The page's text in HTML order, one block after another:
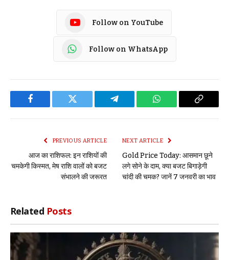
Follow on YouTube
Follow on WhatsApp
Facebook Twitter Telegram WhatsApp Copy
PREVIOUS ARTICLE
आज का राशिफल: इन राशियों की
चमकेगी किस्मत, मेष राशि वालों को बजट
संभालने की जरूरत
NEXT ARTICLE
Gold Price Today: आसमान छूने
लगे सोने के दाम, क्या बजट बिगाड़ेगी
चांदी की चमक? जानें 7 जनवरी का भाव
Related Posts